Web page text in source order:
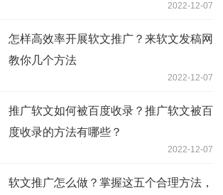
2022-12-07
怎样高效率开展软文推广？来软文发稿网
教你几个方法
2022-12-07
推广软文如何被百度收录？推广软文被百
度收录的方法有哪些？
2022-12-07
软文推广怎么做？掌握这五个合理方法，